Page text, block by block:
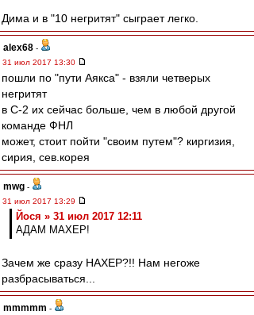
Дима и в "10 негритят" сыграет легко.
alex68 -
31 июл 2017 13:30
пошли по "пути Аякса" - взяли четверых
негритят
в С-2 их сейчас больше, чем в любой другой
команде ФНЛ
может, стоит пойти "своим путем"? киргизия,
сирия, сев.корея
mwg -
31 июл 2017 13:29
Йося » 31 июл 2017 12:11
АДАМ МАХЕР!
Зачем же сразу НАХЕР?!! Нам негоже
разбрасываться...
mmmmm -